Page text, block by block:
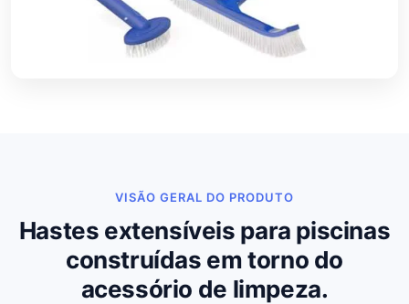
VISÃO GERAL DO PRODUTO
Hastes extensíveis para piscinas
construídas em torno do
acessório de limpeza.